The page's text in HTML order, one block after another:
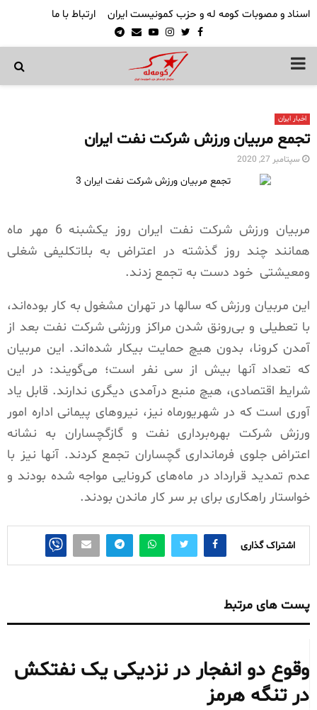
اسناد و مصوبات کومه له و حزب کمونیست ایران ارتباط با ما
Facebook
Twitter
Instagram
Youtube
Email
Telegram
PRIMARY
اخبار ایران
تجمع مربیان ورزش شرکت نفت ایران
سپتامبر 27, 2020
مربیان ورزش شرکت نفت ایران روز یکشبنه 6 مهر ماه
همانند چند روز گذشته در اعتراض به بلاتکلیفی شغلی
ومعیشتی خود دست به تجمع زدند.
این مربیان ورزش که سالها در تهران مشغول به کار بوده‌اند،
با تعطیلی و بی‌رونق شدن مراکز ورزشی شرکت نفت بعد از
آمدن کرونا، بدون هیچ حمایت بیکار شده‌اند. این مربیان
که تعداد آنها بیش از سی نفر است؛ می‌گویند: در این
شرایط اقتصادی، هیچ منبع درآمدی دیگری ندارند. قابل یاد
آوری است که در شهریورماه نیز، نیروهای پیمانی اداره امور
ورزش شرکت بهره‌برداری نفت و گازگچساران به نشانه
اعتراض جلوی فرمانداری گچساران تجمع کردند. آنها نیز با
عدم تمدید قرارداد در ماه‌های کرونایی مواجه شده بودند و
خواستار راهکاری برای بر سر کار ماندن بودند.
اشتراک گذاری
پست های مرتبط
وقوع دو انفجار در نزدیکی یک نفتکش
در تنگه هرمز